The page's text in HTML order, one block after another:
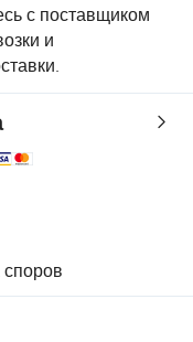
с поставщиком
и
благодаря
для проверки
включая возврат